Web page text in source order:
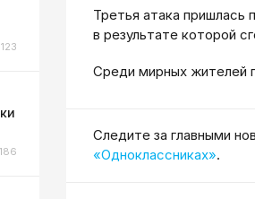
123
186
Третья атака пришлась
в результате которой
Среди мирных жителей
Cледите за главными
«Одноклассниках».